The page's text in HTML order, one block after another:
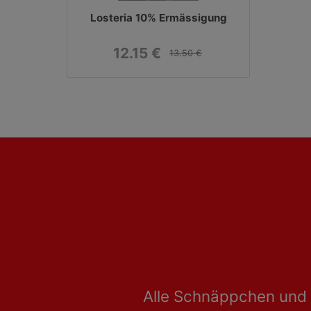
Losteria 10% Ermässigung
12.15 € 13.50 €
Alle Schnäppchen